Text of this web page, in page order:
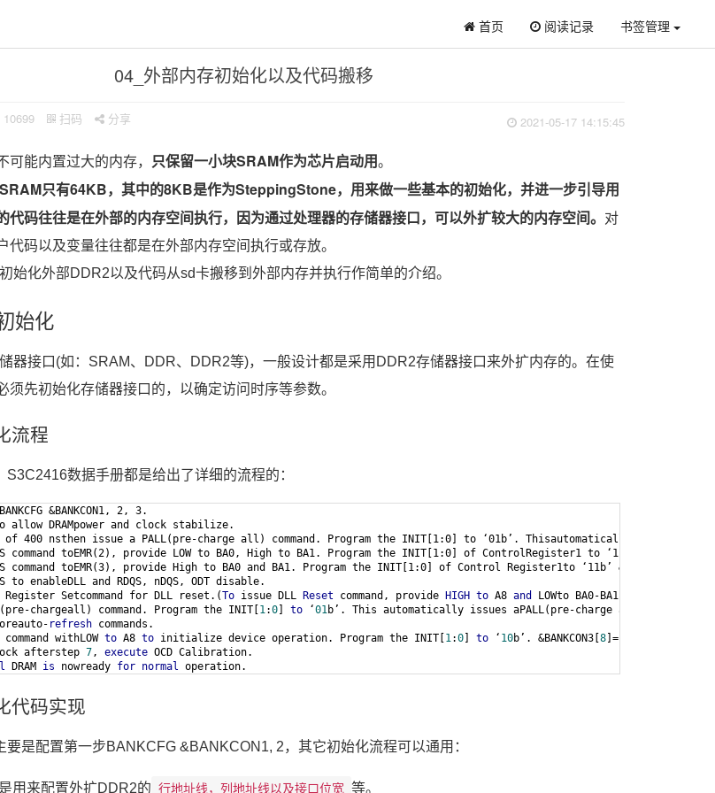
首页 阅读记录 书签管理
04_外部内存初始化以及代码搬移
10699 扫码 分享 2021-05-17 14:15:45
可能内置过大的内存， 只保留一小块SRAM作为芯片启动用。
只有64KB，其中的8KB是作为SteppingStone，用来做一些基本的初始化，并进一步引导用
代码往往是在外部的内存空间执行，因为通过处理器的存储器接口，可以外扩较大的内存空间。 对
代码以及变量往往都是在外部内存空间执行或存放。
始化外部DDR2以及代码从sd卡搬移到外部内存并执行作简单的介绍。
始化
器接口(如：SRAM、DDR、DDR2等)，一般设计都是采用DDR2存储器接口来外扩内存的。在使
须先初始化存储器接口的，以确定访问时序等参数。
流程
数据手册都是给出了详细的流程的：
&BANKCON1, 2, 3.
allow DRAMpower and clock stabilize.
of 400 nsthen issue a PALL(pre-charge all) command. Program the INIT[1:0] to ‘01b’. Thisautomatically issues a
command toEMR(2), provide LOW to BA0, High to BA1. Program the INIT[1:0] of ControlRegister1 to ‘11b’ &
command toEMR(3), provide High to BA0 and BA1. Program the INIT[1:0] of Control Register1to ‘11b’ &
to enableDLL and RDQS, nDQS, ODT disable.
Setcommand for DLL reset.(To issue DLL Reset command, provide HIGH to A8 and LOWto BA0-BA1,
chargeall) command. Program the INIT[ 1:0 to ‘01b’. This automatically issues aPALL(pre-charge all) command
refresh
withLOW to A8 to initialize device operation. Program the INIT[ 1:0 to ‘ 10b’. &BANKCON3[ 8 ]=’
afterstep 7, execute
DRAM is nowready for normal operation.
代码实现
要是配置第一步BANKCFG &BANKCON1, 2，其它初始化流程可以通用：
用来配置外扩DDR2的 行地址线，列地址线以及接口位宽 等。